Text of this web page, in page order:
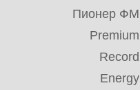
Пионер ФМ
Premium
Record
Energy